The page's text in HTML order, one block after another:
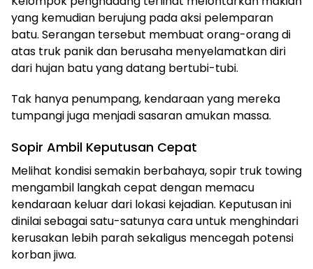
yang kemudian berujung pada aksi pelemparan
batu. Serangan tersebut membuat orang-orang di
atas truk panik dan berusaha menyelamatkan diri
dari hujan batu yang datang bertubi-tubi.
Tak hanya penumpang, kendaraan yang mereka
tumpangi juga menjadi sasaran amukan massa.
Sopir Ambil Keputusan Cepat
Melihat kondisi semakin berbahaya, sopir truk towing
mengambil langkah cepat dengan memacu
kendaraan keluar dari lokasi kejadian. Keputusan ini
dinilai sebagai satu-satunya cara untuk menghindari
kerusakan lebih parah sekaligus mencegah potensi
korban jiwa.